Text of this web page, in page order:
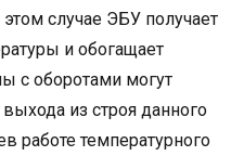
случае ЭБУ получает
и обогащает
с оборотами могут
из строя данного
работе температурного